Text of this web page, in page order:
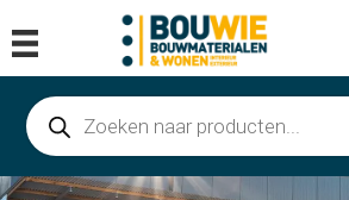
Producten
zoeken